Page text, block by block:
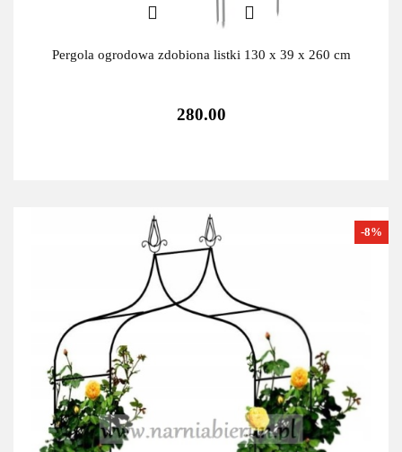
Pergola ogrodowa zdobiona listki 130 x 39 x 260 cm
280.00
-8%